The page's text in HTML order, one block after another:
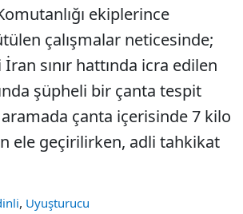
ekiplerince
çalışmalar neticesinde;
sınır hattında icra edilen
şüpheli bir çanta tespit
aramada çanta içerisinde 7 kilo
ele geçirilirken, adli tahkikat
, Uyuşturucu